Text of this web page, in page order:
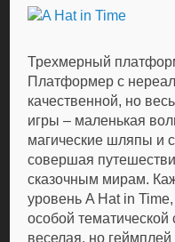
Трехмерный
Платформер с
качественной, но
игры – маленькая
магические шляпы и
совершая
сказочным мирам.
уровень A Hat in
особой тематической
веселая, но